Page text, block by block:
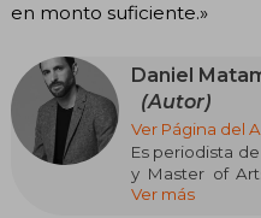
en monto suficiente.»
Daniel
(Autor)
Ver Página del
Es periodista
y Master of
Universidad
Ver más